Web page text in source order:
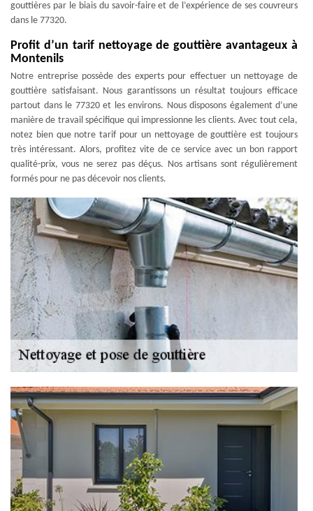
gouttières par le biais du savoir-faire et de l’expérience de ses couvreurs
dans le 77320.
Profit d’un tarif nettoyage de gouttière avantageux à
Montenils
Notre entreprise possède des experts pour effectuer un nettoyage de
gouttière satisfaisant. Nous garantissons un résultat toujours efficace
partout dans le 77320 et les environs. Nous disposons également d’une
manière de travail spécifique qui impressionne les clients. Avec tout cela,
notez bien que notre tarif pour un nettoyage de gouttière est toujours
très intéressant. Alors, profitez vite de ce service avec un bon rapport
qualité-prix, vous ne serez pas déçus. Nos artisans sont régulièrement
formés pour ne pas décevoir nos clients.